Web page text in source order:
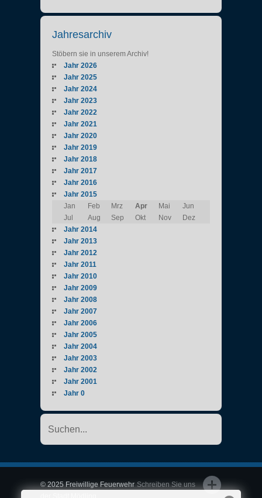
Jahresarchiv
Stöbern sie in unserem Archiv!
Jahr 2026
Jahr 2025
Jahr 2024
Jahr 2023
Jahr 2022
Jahr 2021
Jahr 2020
Jahr 2019
Jahr 2018
Jahr 2017
Jahr 2016
Jahr 2015
Jan
Feb Mrz Apr Mai
Jun
Jul
Aug Sep Okt Nov
Dez
Jahr 2014
Jahr 2013
Jahr 2012
Jahr 2011
Jahr 2010
Jahr 2009
Jahr 2008
Jahr 2007
Jahr 2006
Jahr 2005
Jahr 2004
Jahr 2003
Jahr 2002
Jahr 2001
Jahr 0
Schreiben Sie uns
© 2025 Freiwillige Feuerwehr